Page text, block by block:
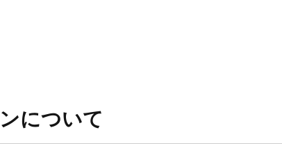
について